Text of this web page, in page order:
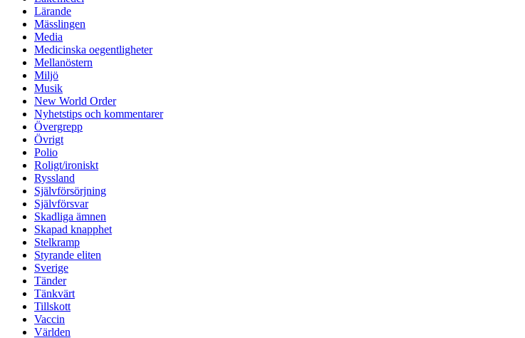
Lärande
Mässlingen
Media
Medicinska oegentligheter
Mellanöstern
Miljö
Musik
New World Order
Nyhetstips och kommentarer
Övergrepp
Övrigt
Polio
Roligt/ironiskt
Ryssland
Självförsörjning
Självförsvar
Skadliga ämnen
Skapad knapphet
Stelkramp
Styrande eliten
Sverige
Tänder
Tänkvärt
Tillskott
Vaccin
Världen